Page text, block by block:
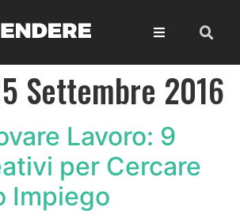
Settembre 2016
Lavoro: 9
per Cercare
Impiego